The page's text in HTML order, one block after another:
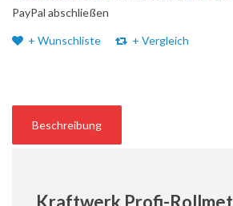
PayPal abschließen
+ Wunschliste + Vergleich
Beschreibung
Kraftwerk Profi-